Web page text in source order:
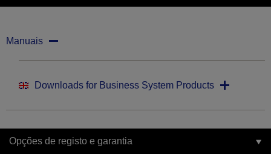
Manuais
Downloads for Business System Products
Opções de registo e garantia